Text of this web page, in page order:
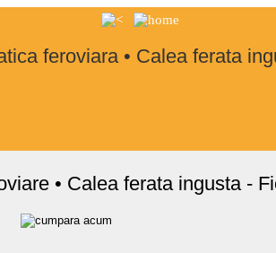
feroviara • Calea ferata
• Calea ferata ingusta -